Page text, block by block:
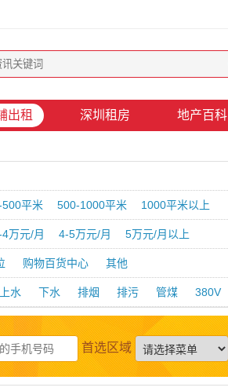
出租 深圳租房 地产百科
500平米 500-1000平米 1000平米以上
万元/月 4-5万元/月 5万元/月以上
购物百货中心 其他
上水 下水 排烟 排污 管煤 380V
首选区域